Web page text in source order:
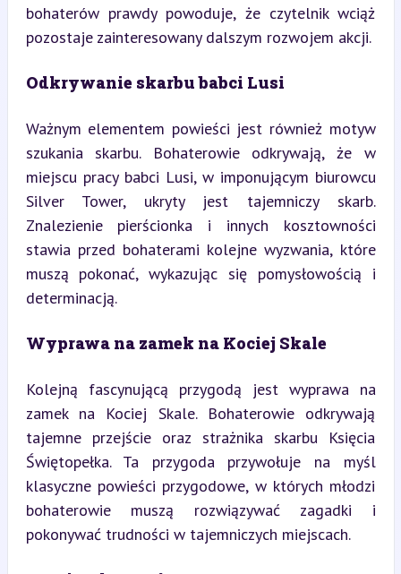
bohaterów prawdy powoduje, że czytelnik wciąż
pozostaje zainteresowany dalszym rozwojem akcji.
Odkrywanie skarbu babci Lusi
Ważnym elementem powieści jest również motyw
szukania skarbu. Bohaterowie odkrywają, że w
miejscu pracy babci Lusi, w imponującym biurowcu
Silver Tower, ukryty jest tajemniczy skarb.
Znalezienie pierścionka i innych kosztowności
stawia przed bohaterami kolejne wyzwania, które
muszą pokonać, wykazując się pomysłowością i
determinacją.
Wyprawa na zamek na Kociej Skale
Kolejną fascynującą przygodą jest wyprawa na
zamek na Kociej Skale. Bohaterowie odkrywają
tajemne przejście oraz strażnika skarbu Księcia
Świętopełka. Ta przygoda przywołuje na myśl
klasyczne powieści przygodowe, w których młodzi
bohaterowie muszą rozwiązywać zagadki i
pokonywać trudności w tajemniczych miejscach.